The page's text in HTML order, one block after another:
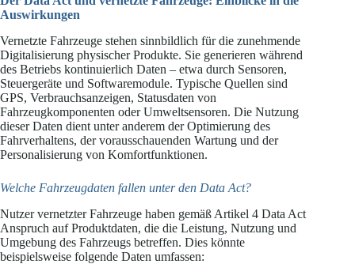
Auswirkungen
Vernetzte Fahrzeuge stehen sinnbildlich für die zunehmende
Digitalisierung physischer Produkte. Sie generieren während
des Betriebs kontinuierlich Daten – etwa durch Sensoren,
Steuergeräte und Softwaremodule. Typische Quellen sind
GPS, Verbrauchsanzeigen, Statusdaten von
Fahrzeugkomponenten oder Umweltsensoren. Die Nutzung
dieser Daten dient unter anderem der Optimierung des
Fahrverhaltens, der vorausschauenden Wartung und der
Personalisierung von Komfortfunktionen.
Welche Fahrzeugdaten fallen unter den Data Act?
Nutzer vernetzter Fahrzeuge haben gemäß Artikel 4 Data Act
Anspruch auf Produktdaten, die die Leistung, Nutzung und
Umgebung des Fahrzeugs betreffen. Dies könnte
beispielsweise folgende Daten umfassen: